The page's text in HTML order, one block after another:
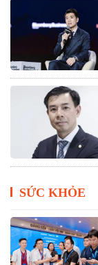
SỨC KHỎE